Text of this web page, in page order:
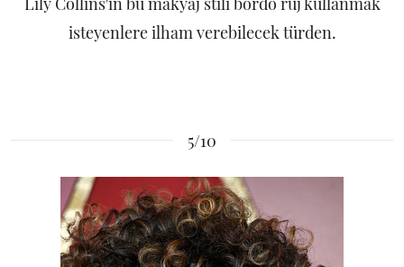
isteyenlere ilham verebilecek türden.
5/10